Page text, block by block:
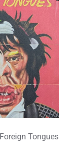
Tongues